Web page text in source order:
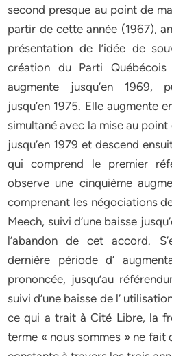
second presque au point de
partir de cette année (1967),
présentation de l’idée de
création du Parti
augmente jusqu’en 1969,
jusqu’en 1975. Elle augmente
simultané avec la mise au
jusqu’en 1979 et descend
qui comprend le premier
observe une cinquième
comprenant les négociations
Meech, suivi d’une baisse
l’abandon de cet accord.
dernière période d’
prononcée, jusqu’au
suivi d’une baisse de l’
ce qui a trait à Cité Libre, la
terme « nous sommes » ne fait